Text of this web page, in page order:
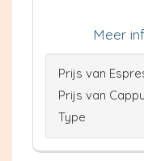
Meer
Prijs van
Prijs van
Type